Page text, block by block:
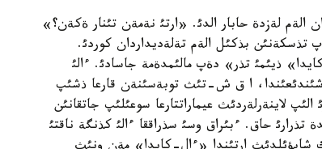
الةم لةزدة حابار الدئ. «ارتئ نةمةن تئنار ةكةن؟»
بذكئل الةم تةلةديداردان كوردئ.
ذيئمئ تذر» دةپ مالئمدةمة جاسادئ. ءالئ
شئندئعئندا، ا ق ش-تئث توبةسئنةن قارعا ذشئپ
الئپ لاينةرلةردئث عيماراتتارعا سوعئلئپ جاتقانئن
تذرارئ حاق. ءبئراق وسئ سذراققا ءالئ كذنگة ناقتئ